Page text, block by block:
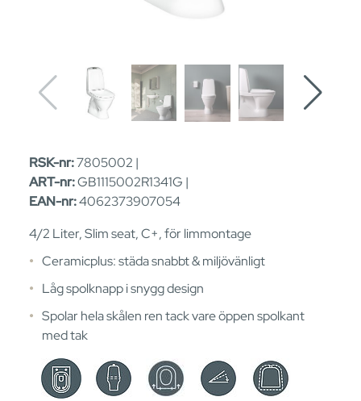
RSK-nr:7805002 |
ART-nr:GB1115002R1341G |
EAN-nr:4062373907054
4/2 Liter, Slim seat, C+, för limmontage
Ceramicplus: städa snabbt & miljövänligt
Låg spolknapp i snygg design
Spolar hela skålen ren tack vare öppen spolkant
med tak